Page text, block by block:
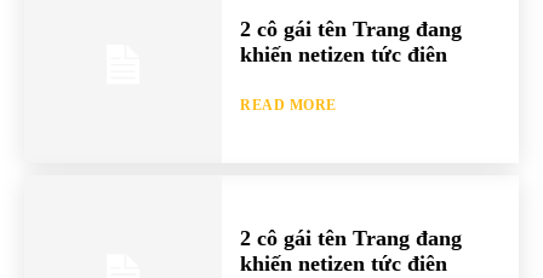
2 cô gái tên Trang đang
khiến netizen tức điên
READ MORE
2 cô gái tên Trang đang
khiến netizen tức điên